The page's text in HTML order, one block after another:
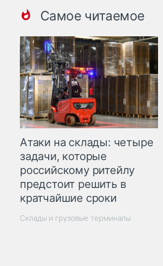
Самое читаемое
Атаки на склады: четыре
задачи, которые
российскому ритейлу
предстоит решить в
кратчайшие сроки
Склады и грузовые терминалы